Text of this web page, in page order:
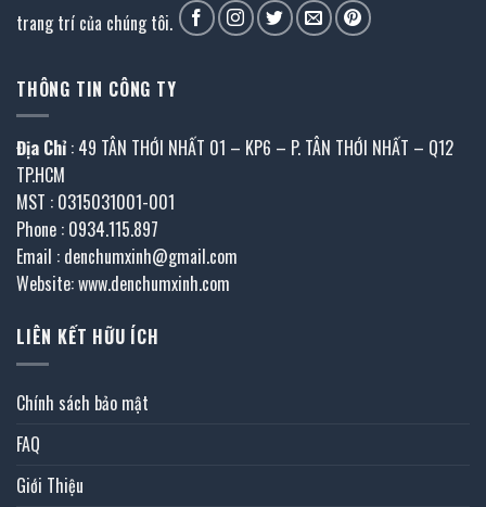
trang trí của chúng tôi.
THÔNG TIN CÔNG TY
Địa Chỉ : 49 TÂN THỚI NHẤT 01 – KP6 – P. TÂN THỚI NHẤT – Q12
TP.HCM
MST : 0315031001-001
Phone : 0934.115.897
Email : denchumxinh@gmail.com
Website: www.denchumxinh.com
LIÊN KẾT HỮU ÍCH
Chính sách bảo mật
FAQ
Giới Thiệu